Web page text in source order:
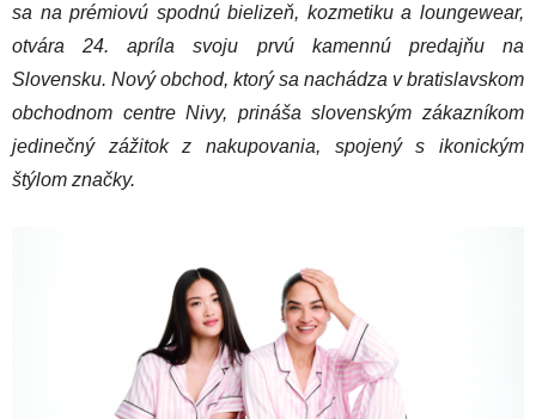
sa na prémiovú spodnú bielizeň, kozmetiku a loungewear,
otvára 24. apríla svoju prvú kamennú predajňu na
Slovensku. Nový obchod, ktorý sa nachádza v bratislavskom
obchodnom centre Nivy, prináša slovenským zákazníkom
jedinečný zážitok z nakupovania, spojený s ikonickým
štýlom značky.